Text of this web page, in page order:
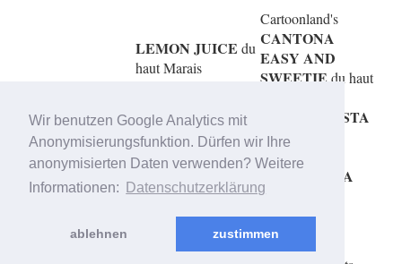
Wir benutzen Google Analytics mit
Anonymisierungsfunktion. Dürfen wir Ihre
anonymisierten Daten verwenden? Weitere
Informationen:
Datenschutzerklärung
ablehnen zustimmen
LEMON JUICE du
haut Marais
Cartoonland's
CANTONA
EASY AND
SWEETIE du haut
Cotonbrie
IMMACOLATA
HASTA
LA VISTA
Cotonbrie
ESMERALDA